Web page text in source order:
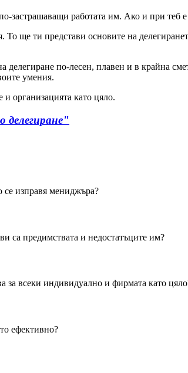
работата им. Ако и при теб
ще ти представи основите на
делегиране по-лесен, плавен и в крайна
умения.
организацията като цяло.
делегиране"
се изправя мениджъра?
са предимствата и недостатъците им?
за всеки индивидуално и фирмата като
ефективно?